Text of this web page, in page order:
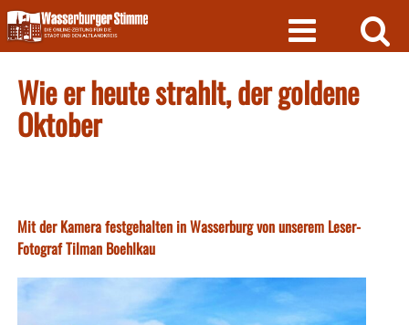
Skip
to
content
Wie er heute strahlt, der goldene
Oktober
Mit der Kamera festgehalten in Wasserburg von unserem Leser-
Fotograf Tilman Boehlkau